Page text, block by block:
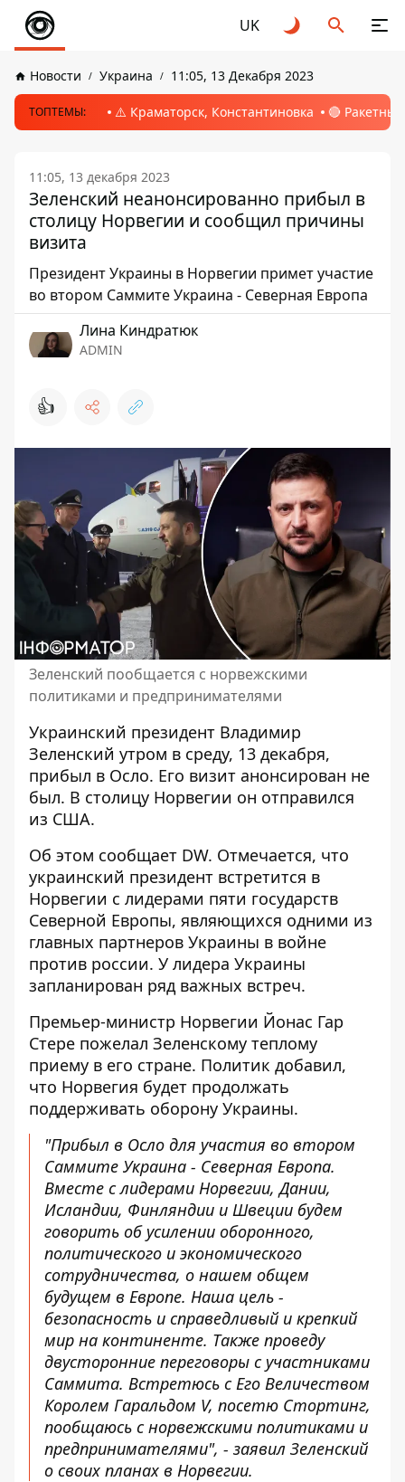
UK
Новости Украина 11:05, 13 Декабря 2023
ТОПТЕМЫ: ⚠️ Краматорск, Константиновка 🔴
11:05, 13 декабря 2023
Зеленский неанонсированно прибыл в
столицу Норвегии и сообщил причины
визита
Президент Украины в Норвегии примет участие
во втором Саммите Украина - Северная Европа
Лина Киндратюк
ADMIN
👍
Зеленский пообщается с норвежскими
политиками и предпринимателями
Украинский президент Владимир
Зеленский утром в среду, 13 декабря,
прибыл в Осло. Его визит анонсирован не
был. В столицу Норвегии он отправился
из США.
Об этом сообщает DW. Отмечается, что
украинский президент встретится в
Норвегии с лидерами пяти государств
Северной Европы, являющихся одними из
главных партнеров Украины в войне
против россии. У лидера Украины
запланирован ряд важных встреч.
Премьер-министр Норвегии Йонас Гар
Стере пожелал Зеленскому теплому
приему в его стране. Политик добавил,
что Норвегия будет продолжать
поддерживать оборону Украины.
"Прибыл в Осло для участия во втором
Саммите Украина - Северная Европа.
Вместе с лидерами Норвегии, Дании,
Исландии, Финляндии и Швеции будем
говорить об усилении оборонного,
политического и экономического
сотрудничества, о нашем общем
будущем в Европе. Наша цель -
безопасность и справедливый и крепкий
мир на континенте. Также проведу
двусторонние переговоры с участниками
Саммита. Встретюсь с Его Величеством
Королем Гаральдом V, посетю Стортинг,
пообщаюсь с норвежскими политиками и
предпринимателями", - заявил Зеленский
о своих планах в Норвегии.